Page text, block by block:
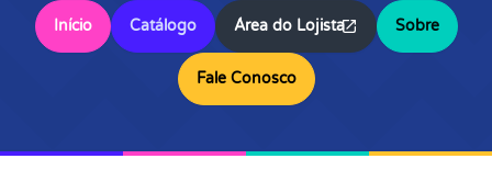
Início Catálogo Área do Lojista Sobre
Fale Conosco